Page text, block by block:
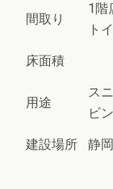
間取り
1階
ト
床面積
用途
ス
ビ
建設場所 静